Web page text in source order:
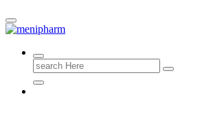
shop 2 easily
Search
for: